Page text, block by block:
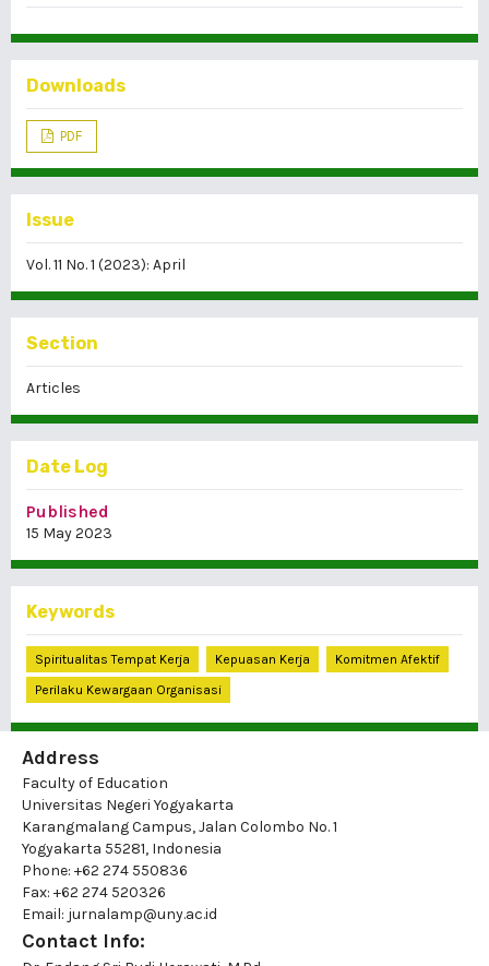
Downloads
PDF
Issue
Vol. 11 No. 1 (2023): April
Section
Articles
Date Log
Published
15 May 2023
Keywords
Spiritualitas Tempat Kerja Kepuasan Kerja
Komitmen Afektif
Perilaku Kewargaan Organisasi
Address
Faculty of Education
Universitas Negeri Yogyakarta
Karangmalang Campus, Jalan Colombo No. 1
Yogyakarta 55281, Indonesia
Phone: +62 274 550836
Fax: +62 274 520326
Email: jurnalamp@uny.ac.id
Contact Info: